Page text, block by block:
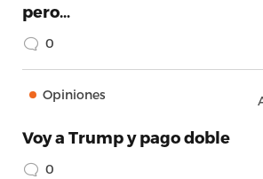
pero…
0
Opiniones
Voy a Trump y pago doble
0